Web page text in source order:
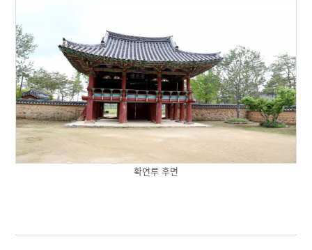
확연루 후면